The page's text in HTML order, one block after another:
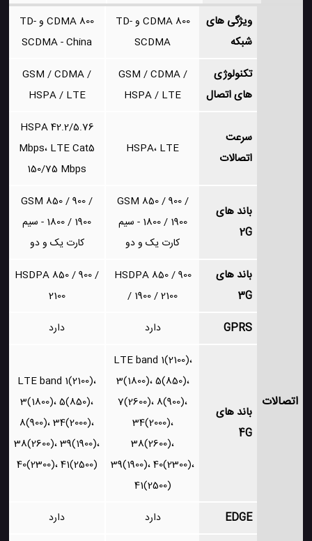
اتصالات
ویژگی های
شبکه
CDMA 800 و TD-
SCDMA
CDMA 800 و TD-
SCDMA - China
تکنولوژی
های اتصال
GSM / CDMA /
HSPA / LTE
GSM / CDMA /
HSPA / LTE
سرعت
اتصالات
HSPA، LTE
HSPA 42.2/5.76
Mbps، LTE Cat5
150/75 Mbps
باند های
2G
GSM 850 / 900 /
1800 / 1900 - سیم
کارت یک و دو
GSM 850 / 900 /
1800 / 1900 - سیم
کارت یک و دو
باند های
3G
HSDPA 850 / 900
/ 1900 / 2100
HSDPA 850 / 900 /
2100
GPRS دارد دارد
باند های
4G
LTE band 1(2100)،
3(1800)، 5(850)،
7(2600)، 8(900)،
34(2000)،
38(2600)،
39(1900)، 40(2300)،
41(2500)
LTE band 1(2100)،
3(1800)، 5(850)،
8(900)، 34(2000)،
38(2600)، 39(1900)،
40(2300)، 41(2500)
EDGE دارد دارد